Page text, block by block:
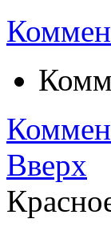
Вверх